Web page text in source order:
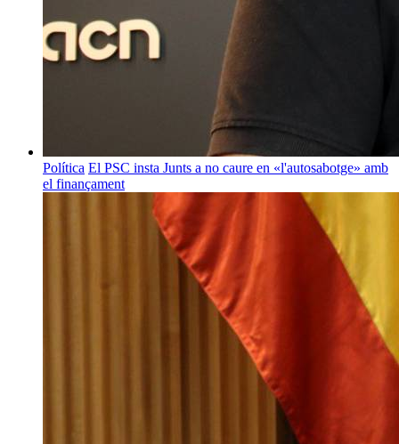
Política El PSC insta Junts a no caure en «l'autosabotge» amb
el finançament